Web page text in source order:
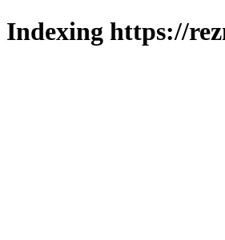
Indexing https://